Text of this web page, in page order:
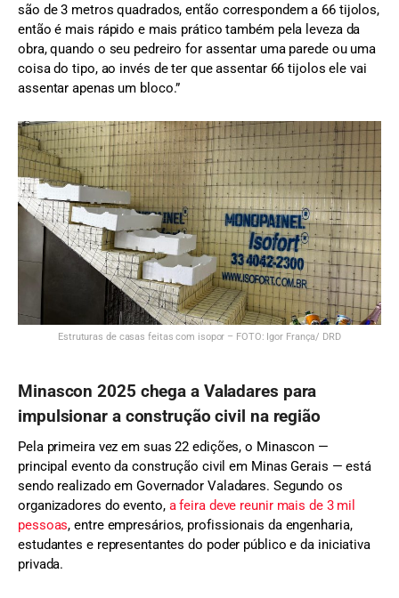
são de 3 metros quadrados, então correspondem a 66 tijolos,
então é mais rápido e mais prático também pela leveza da
obra, quando o seu pedreiro for assentar uma parede ou uma
coisa do tipo, ao invés de ter que assentar 66 tijolos ele vai
assentar apenas um bloco.”
Estruturas de casas feitas com isopor – FOTO: Igor França/ DRD
Minascon 2025 chega a Valadares para
impulsionar a construção civil na região
Pela primeira vez em suas 22 edições, o Minascon —
principal evento da construção civil em Minas Gerais — está
sendo realizado em Governador Valadares. Segundo os
organizadores do evento, a feira deve reunir mais de 3 mil
pessoas, entre empresários, profissionais da engenharia,
estudantes e representantes do poder público e da iniciativa
privada.